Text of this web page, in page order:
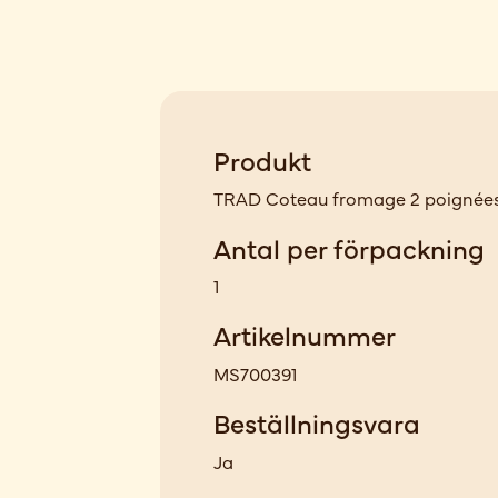
Produkt
TRAD Coteau fromage 2
Antal per förpackning
1
Artikelnummer
MS700391
Beställningsvara
Ja